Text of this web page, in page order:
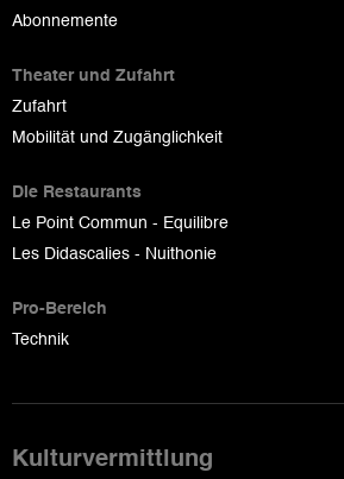
Abonnemente
Theater und Zufahrt
Zufahrt
Mobilität und Zugänglichkeit
Die Restaurants
Le Point Commun - Equilibre
Les Didascalies - Nuithonie
Pro-Bereich
Technik
Kulturvermittlung